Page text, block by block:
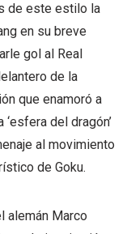
de este estilo la
en su breve
gol al Real
de la
que enamoró a
del dragón’
al movimiento
de Goku.
alemán Marco